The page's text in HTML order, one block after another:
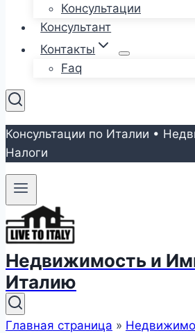
Консультации
Консультант
Контакты
Faq
Консультации по Италии •
Налоги
Недвижимость и
Италию
Главная страница »